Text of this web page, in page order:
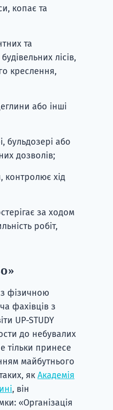
копає та
та
лісів,
креслення,
або інші
бульдозері або
дозволів;
контролює хід
за ходом
робіт,
з фізичною
фахівців з
UP-STUDY
до небувалих
тільки принесе
майбутнього
як Академія
, він
«Організація